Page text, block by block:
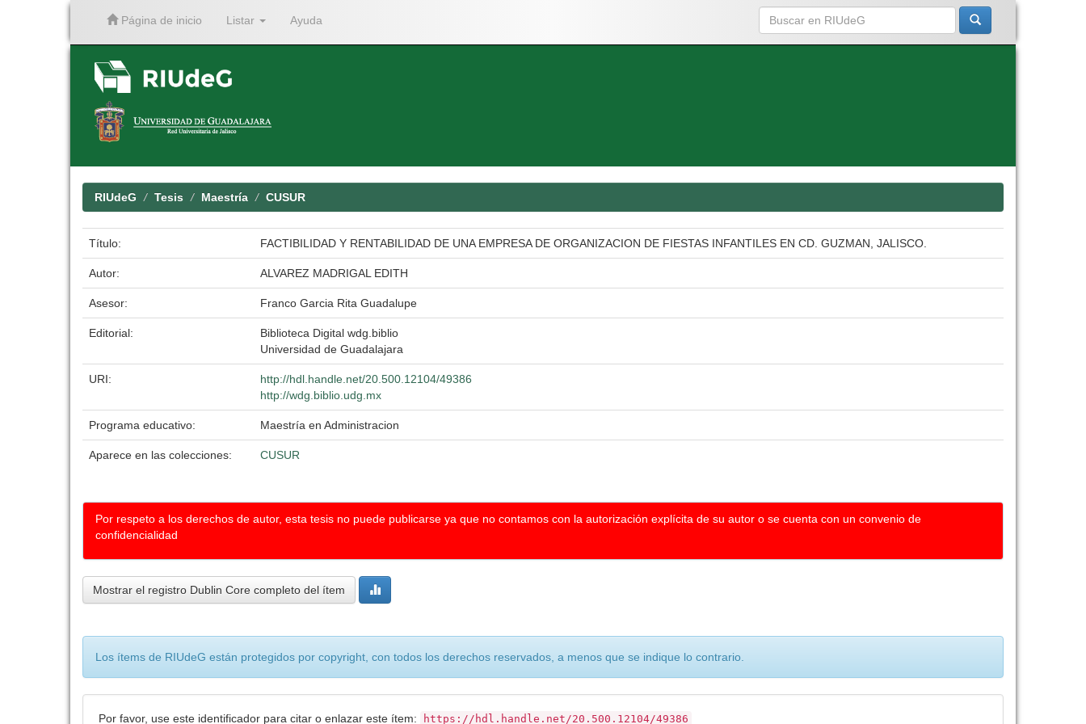
Página de inicio Listar Ayuda
RIUdeG Tesis Maestría CUSUR
Título: FACTIBILIDAD Y RENTABILIDAD DE UNA EMPRESA DE ORGANIZACION DE FIESTAS INFANTILES EN CD. GUZMAN, JALISCO.
Autor: ALVAREZ MADRIGAL EDITH
Asesor: Franco Garcia Rita Guadalupe
Editorial:
Biblioteca Digital wdg.biblio
Universidad de Guadalajara
URI:
http://hdl.handle.net/20.500.12104/49386
http://wdg.biblio.udg.mx
Programa educativo: Maestría en Administracion
Aparece en las colecciones: CUSUR
Por respeto a los derechos de autor, esta tesis no puede publicarse ya que no contamos con la autorización explícita de su autor o se cuenta con un convenio de
confidencialidad
Mostrar el registro Dublin Core completo del ítem
Los ítems de RIUdeG están protegidos por copyright, con todos los derechos reservados, a menos que se indique lo contrario.
Por favor, use este identificador para citar o enlazar este ítem: https://hdl.handle.net/20.500.12104/49386